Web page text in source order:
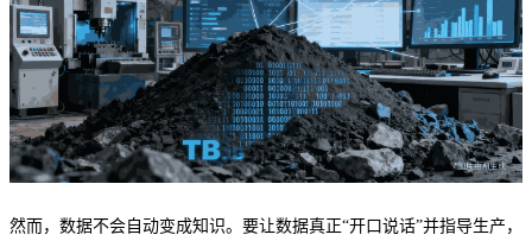
然而，数据不会自动变成知识。要让数据真正“开口说话”并指导生产，